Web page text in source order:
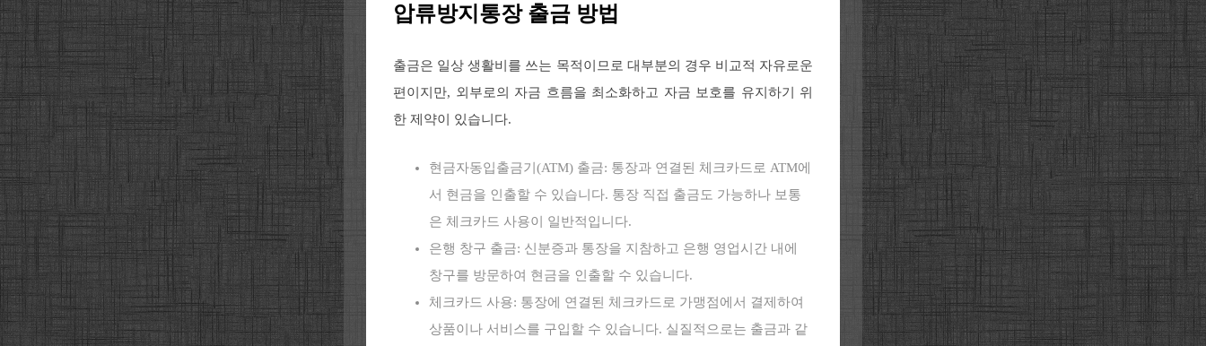
압류방지통장 출금 방법
출금은 일상 생활비를 쓰는 목적이므로 대부분의 경우 비교적 자유로운
편이지만, 외부로의 자금 흐름을 최소화하고 자금 보호를 유지하기 위
한 제약이 있습니다.
현금자동입출금기(ATM) 출금: 통장과 연결된 체크카드로 ATM에
서 현금을 인출할 수 있습니다. 통장 직접 출금도 가능하나 보통
은 체크카드 사용이 일반적입니다.
은행 창구 출금: 신분증과 통장을 지참하고 은행 영업시간 내에
창구를 방문하여 현금을 인출할 수 있습니다.
체크카드 사용: 통장에 연결된 체크카드로 가맹점에서 결제하여
상품이나 서비스를 구입할 수 있습니다. 실질적으로는 출금과 같